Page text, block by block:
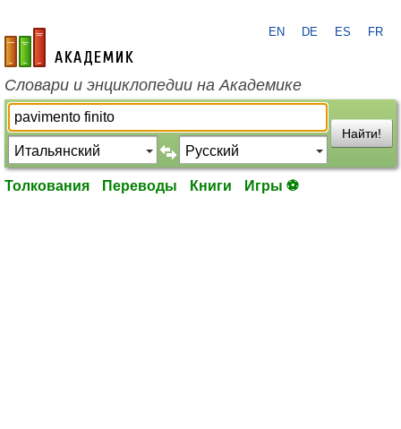
academic.ru
EN DE ES FR
Словари и энциклопедии на Академике
Найти!
Толкования Переводы Книги Игры ⚽